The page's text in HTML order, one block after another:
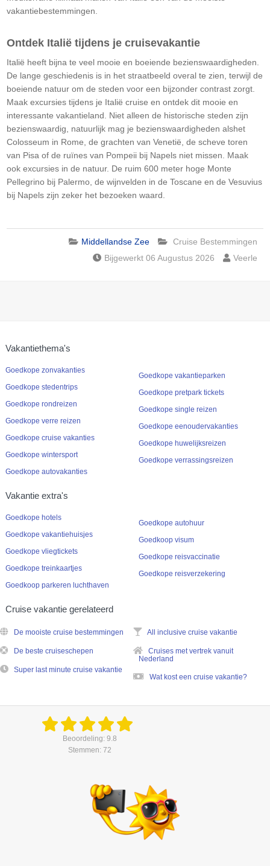
vakantiebestemmingen.
Ontdek Italië tijdens je cruisevakantie
Italië heeft bijna te veel mooie en boeiende bezienswaardigheden.
De lange geschiedenis is in het straatbeeld overal te zien, terwijl de
boeiende natuur om de steden voor een bijzonder contrast zorgt.
Maak excursies tijdens je Italië cruise en ontdek dit mooie en
interessante vakantieland. Niet alleen de historische steden zijn
bezienswaardig, natuurlijk mag je bezienswaardigheden alshet
Colosseum in Rome, de grachten van Venetië, de scheve toren
van Pisa of de ruïnes van Pompeii bij Napels niet missen. Maak
ook excursies in de natuur. De ruim 600 meter hoge Monte
Pellegrino bij Palermo, de wijnvelden in de Toscane en de Vesuvius
bij Napels zijn zeker het bezoeken waard.
Middellandse Zee
Cruise Bestemmingen
Bijgewerkt 06 Augustus 2026
Veerle
Vakantiethema's
Goedkope zonvakanties
Goedkope stedentrips
Goedkope rondreizen
Goedkope verre reizen
Goedkope cruise vakanties
Goedkope wintersport
Goedkope autovakanties
Goedkope vakantieparken
Goedkope pretpark tickets
Goedkope single reizen
Goedkope eenoudervakanties
Goedkope huwelijksreizen
Goedkope verrassingsreizen
Vakantie extra's
Goedkope hotels
Goedkope vakantiehuisjes
Goedkope vliegtickets
Goedkope treinkaartjes
Goedkoop parkeren luchthaven
Goedkope autohuur
Goedkoop visum
Goedkope reisvaccinatie
Goedkope reisverzekering
Cruise vakantie gerelateerd
De mooiste cruise bestemmingen
De beste cruiseschepen
Super last minute cruise vakantie
All inclusive cruise vakantie
Cruises met vertrek vanuit
Nederland
Wat kost een cruise vakantie?
Beoordeling: 9.8
Stemmen: 72